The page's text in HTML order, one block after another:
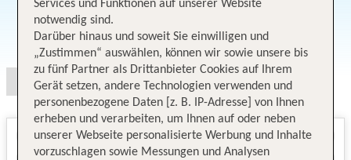
Angebotsauswahl
Services und Funktionen auf unserer Website
notwendig sind.
Darüber hinaus und soweit Sie einwilligen und
„Zustimmen“ auswählen, können wir sowie unsere bis
zu fünf Partner als Drittanbieter Cookies auf Ihrem
Gerät setzen, andere Technologien verwenden und
personenbezogene Daten [z. B. IP-Adresse] von Ihnen
erheben und verarbeiten, um Ihnen auf oder neben
unserer Webseite personalisierte Werbung und Inhalte
vorzuschlagen sowie Messungen und Analysen